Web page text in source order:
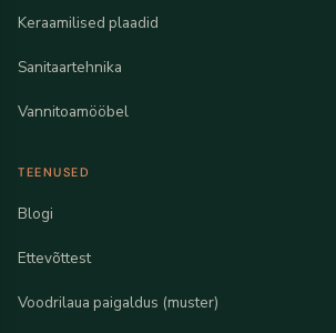
Keraamilised plaadid
Sanitaartehnika
Vannitoamööbel
TEENUSED
Blogi
Ettevõttest
Voodrilaua paigaldus (muster)